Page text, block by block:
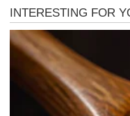
Na poslovnom planu
znak koji često radi
drugi izbegavaju.
Proleće donosi priliku